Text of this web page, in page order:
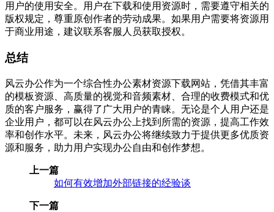
用户的使用安全。用户在下载和使用资源时，需要遵守相关的
版权规定，尊重原创作者的劳动成果。如果用户需要将资源用
于商业用途，建议联系客服人员获取授权。
总结
风云办公作为一个综合性办公素材资源下载网站，凭借其丰富
的模板资源、高质量的视觉和音频素材、合理的收费模式和优
质的客户服务，赢得了广大用户的青睐。无论是个人用户还是
企业用户，都可以在风云办公上找到所需的资源，提高工作效
率和创作水平。未来，风云办公将继续致力于提供更多优质资
源和服务，助力用户实现办公自由和创作梦想。
上一篇
如何有效增加外部链接的经验谈
下一篇